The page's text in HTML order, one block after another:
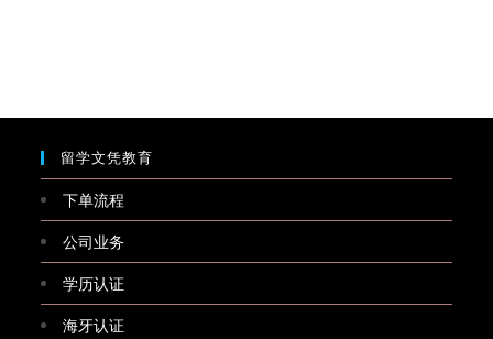
留学文凭教育
下单流程
公司业务
学历认证
海牙认证